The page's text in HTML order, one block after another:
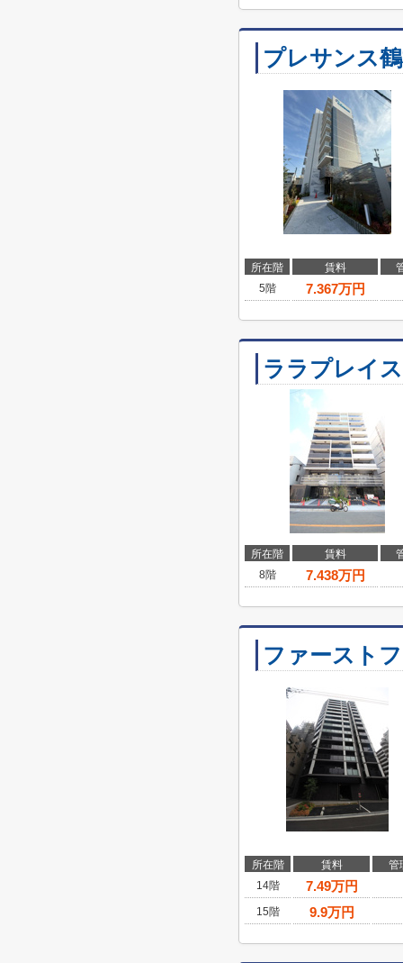
プレサンス
所在階 賃料
5階
7.367万円
ララプレイ
所在階 賃料
8階
7.438万円
ファースト
所在階 賃料
管
14階
7.49万円
15階 9.9万円